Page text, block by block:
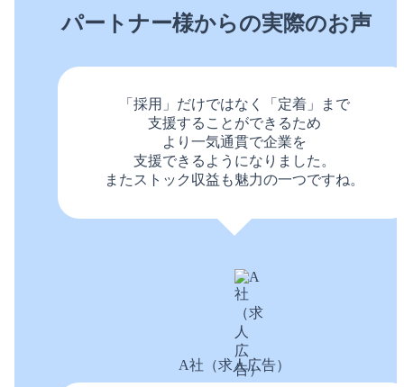
パートナー様からの実際のお声
「採用」だけではなく「定着」まで
支援することができるため
より一気通貫で企業を
支援できるようになりました。
またストック収益も魅力の一つですね。
A社（求人広告）